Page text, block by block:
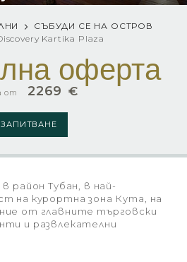
СЪБУДИ СЕ НА ОСТРОВ
Kartika Plaza
оферта
от 2269 €
ЗАПИТВАНЕ
район Тубан, в най-
на курортна зона Кута, на
от главните търговски
и развлекателни